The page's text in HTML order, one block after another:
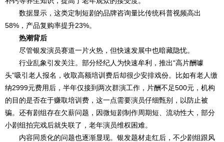
数据显示，这类定制短剧的品牌咨询量比传统科普视频高出
58%，产品复购率提升23%。
热潮背后
尽管银发演员赛道一片火热，但快速发展中也暗藏隐忧。
行业乱象引发关注。部分经纪人为快速牟利，推出“高片酬噱
头”吸引老人报名，收取高额培训费后却很少安排戏份。比如有老人缴
纳2999元费用后，半年仅接到两次群演工作，片酬不足500元，机构
的目的是否在于赚取培训费，这一点需要演员仔细甄别，以防止被
骗。还有剧组存在欠薪问题，因微短剧制作周期短、流动性大，部分
小剧组拍完戏后就失联了，老年演员维权困难。
内容同质化的问题也逐渐显现。银发题材走红后，不少剧组跟风